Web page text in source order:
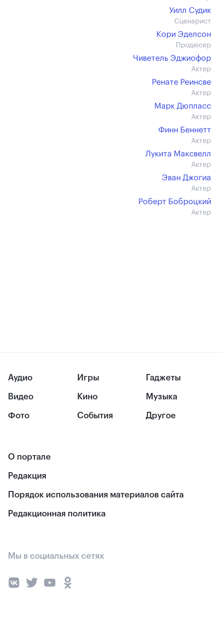
Уилл Судик
Сценарист
Кори Эделсон
Продюсер
Чиветель Эджиофор
Актер
Ренате Реинсве
Актер
Марк Дюпласс
Актер
Финн Беннетт
Актер
Лукита Максвелл
Актер
Эван Джогиа
Актер
Роберт Боброцкий
Актер
Аудио
Видео
Фото
Игры
Кино
События
Гаджеты
Музыка
Другое
О портале
Редакция
Порядок использования материалов сайта
Редакционная политика
Мы в социальных сетях